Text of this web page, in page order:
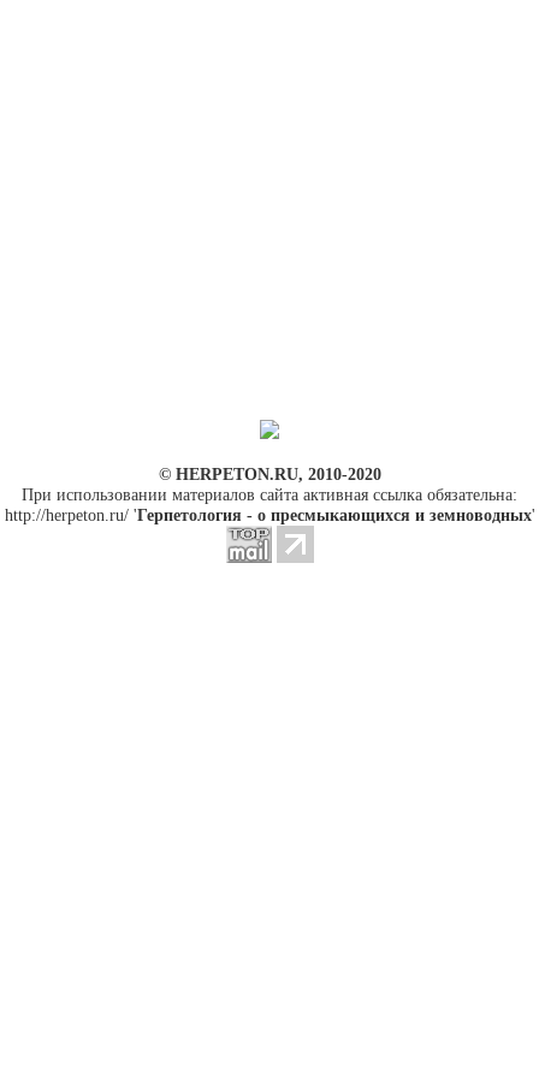
© HERPETON.RU, 2010-2020
При использовании материалов сайта активная ссылка обязательна:
http://herpeton.ru/ 'Герпетология - о пресмыкающихся и земноводных'